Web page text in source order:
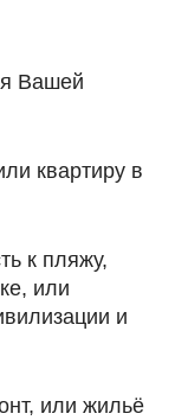
Вашей
квартиру в
к пляжу,
или
и
или жильё